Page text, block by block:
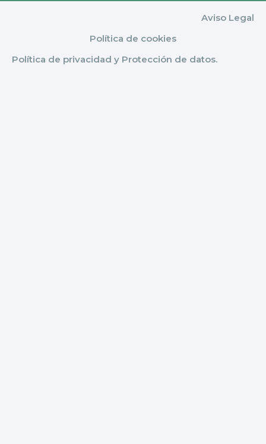
Aviso Legal
Política de cookies
Política de privacidad y Protección de datos.